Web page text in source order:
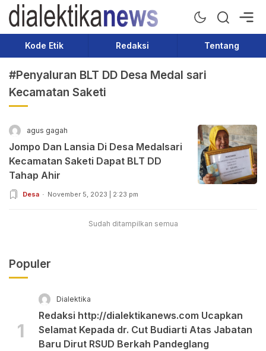
Dialektika News
Terkini dan Populer
Kode Etik Redaksi Tentang
#Penyaluran BLT DD Desa Medal sari
Kecamatan Saketi
agus gagah
Jompo Dan Lansia Di Desa Medalsari
Kecamatan Saketi Dapat BLT DD
Tahap Ahir
Desa November 5, 2023 | 2:23 pm
Sudah ditampilkan semua
Populer
1
Dialektika
Redaksi http://dialektikanews.com Ucapkan
Selamat Kepada dr. Cut Budiarti Atas Jabatan
Baru Dirut RSUD Berkah Pandeglang